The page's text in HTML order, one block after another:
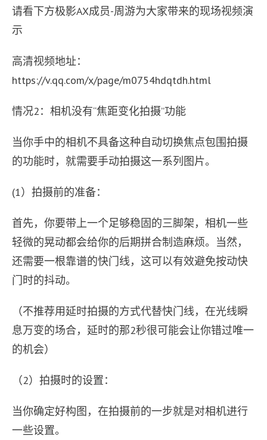
复
杂
获
一
从
前
到
无
比
的
照
请看下方极影AX成员-周游为大家带来的现场视频演
示
高清视频地址：
https://v.qq.com/x/page/m0754hdqtdh.html
情况2：相机没有“焦距变化拍摄”功能
当你手中的相机不具备这种自动切换焦点包围拍摄
的功能时，就需要手动拍摄这一系列图片。
(1）拍摄前的准备：
首先，你要带上一个足够稳固的三脚架，相机一些
轻微的晃动都会给你的后期拼合制造麻烦。当然，
还需要一根靠谱的快门线，这可以有效避免按动快
门时的抖动。
（不推荐用延时拍摄的方式代替快门线，在光线瞬
息万变的场合，延时的那2秒很可能会让你错过唯一
的机会）
（2）拍摄时的设置：
当你确定好构图，在拍摄前的一步就是对相机进行
一些设置。